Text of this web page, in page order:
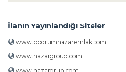
İlanın Yayınlandığı Siteler
www.bodrumnazaremlak.com
www.nazargroup.com
www.nazargrup.com